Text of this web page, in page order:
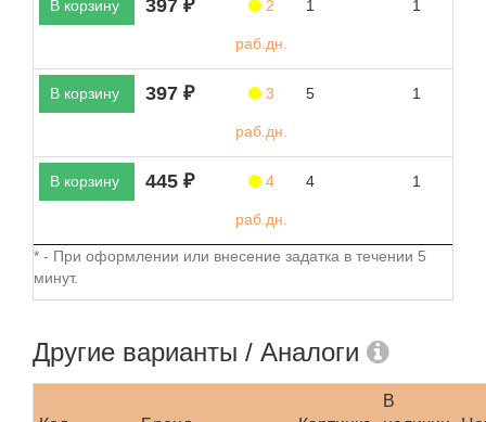
В корзину 397 ₽ 2
раб.дн.
1 1
В корзину 397 ₽ 3
раб.дн.
5 1
В корзину 445 ₽ 4
раб.дн.
4 1
* - При оформлении или внесение задатка в течении 5
минут.
Другие варианты / Аналоги
В